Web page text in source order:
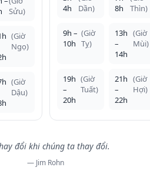
Sửu)
(Giờ
Ngọ)
(Giờ
Dậu)
4h
Dần)
8h
Thìn)
9h –
10h
(Giờ
Tỵ)
13h
–
14h
(Giờ
Mùi)
19h
–
20h
(Giờ
Tuất)
21h
–
22h
(Giờ
Hợi)
đổi khi chúng ta thay đổi.
— Jim Rohn